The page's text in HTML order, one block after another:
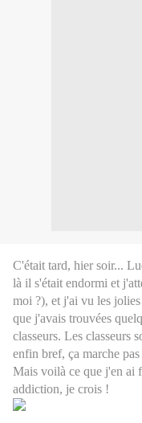
C'était tard, hier soir...
là il s'était endormi et
moi ?), et j'ai vu les
que j'avais trouvées
classeurs. Les classeurs
enfin bref, ça marche
Mais voilà ce que j'en ai
addiction, je crois !